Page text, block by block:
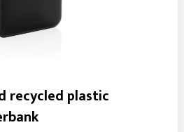
recycled plastic